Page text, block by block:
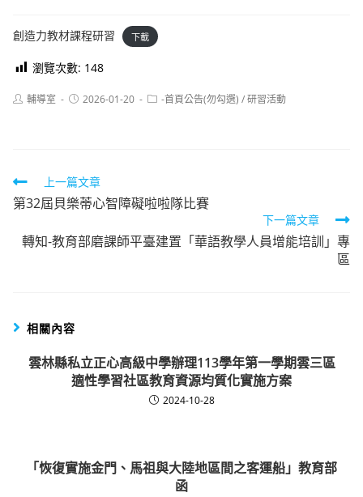
創造力教材課程研習 下載
瀏覽次數: 148
Post輔導室
Post2026-01-20
Post-首頁公告(勿勾選) /研習活動
Read
more
articles
上一篇文章
第32屆貝樂蒂心智障礙啦啦隊比賽
下一篇文章
轉知-教育部磨課師平臺建置「華語教學人員增能培訓」專
區
相關內容
雲林縣私立正心高級中學辦理113學年第一學期雲三區
適性學習社區教育資源均質化實施方案
2024-10-28
「恢復實施金門、馬祖與大陸地區間之客運船」教育部
函